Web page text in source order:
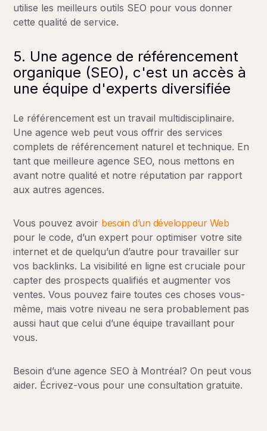
utilise les meilleurs outils SEO pour vous donner
cette qualité de service.
5. Une agence de référencement
organique (SEO), c'est un accès à
une équipe d'experts diversifiée
Le référencement est un travail multidisciplinaire.
Une agence web peut vous offrir des services
complets de référencement naturel et technique. En
tant que meilleure agence SEO, nous mettons en
avant notre qualité et notre réputation par rapport
aux autres agences.
Vous pouvez avoir besoin d’un développeur Web
pour le code, d’un expert pour optimiser votre site
internet et de quelqu’un d’autre pour travailler sur
vos backlinks. La visibilité en ligne est cruciale pour
capter des prospects qualifiés et augmenter vos
ventes. Vous pouvez faire toutes ces choses vous-
même, mais votre niveau ne sera probablement pas
aussi haut que celui d’une équipe travaillant pour
vous.
Besoin d’une agence SEO à Montréal? On peut vous
aider. Écrivez-vous pour une consultation gratuite.